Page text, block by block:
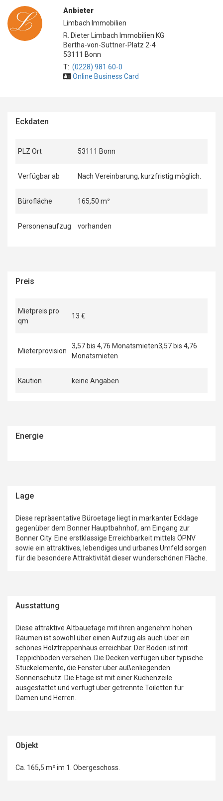
Anbieter
Limbach Immobilien
R. Dieter Limbach Immobilien KG
Bertha-von-Suttner-Platz 2-4
53111 Bonn
T: (0228) 981 60-0
Online Business Card
Eckdaten
PLZ Ort 53111 Bonn
Verfügbar ab Nach Vereinbarung, kurzfristig möglich.
Bürofläche 165,50 m²
Personenaufzug vorhanden
Preis
Mietpreis pro
qm
13 €
Mieterprovision
3,57 bis 4,76 Monatsmieten3,57 bis 4,76
Monatsmieten
Kaution keine Angaben
Energie
Lage
Diese repräsentative Büroetage liegt in markanter Ecklage
gegenüber dem Bonner Hauptbahnhof, am Eingang zur
Bonner City. Eine erstklassige Erreichbarkeit mittels ÖPNV
sowie ein attraktives, lebendiges und urbanes Umfeld sorgen
für die besondere Attraktivität dieser wunderschönen Fläche.
Ausstattung
Diese attraktive Altbauetage mit ihren angenehm hohen
Räumen ist sowohl über einen Aufzug als auch über ein
schönes Holztreppenhaus erreichbar. Der Boden ist mit
Teppichboden versehen. Die Decken verfügen über typische
Stuckelemente, die Fenster über außenliegenden
Sonnenschutz. Die Etage ist mit einer Küchenzeile
ausgestattet und verfügt über getrennte Toiletten für
Damen und Herren.
Objekt
Ca. 165,5 m² im 1. Obergeschoss.